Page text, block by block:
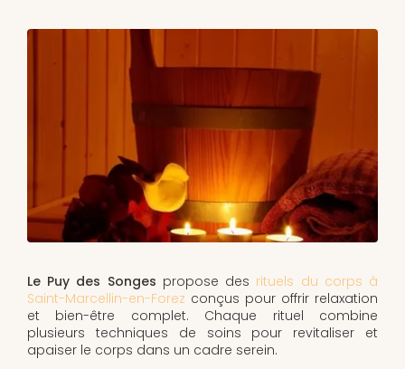
Le Puy des Songes propose des rituels du corps à
Saint-Marcellin-en-Forez conçus pour offrir relaxation
et bien-être complet. Chaque rituel combine
plusieurs techniques de soins pour revitaliser et
apaiser le corps dans un cadre serein.